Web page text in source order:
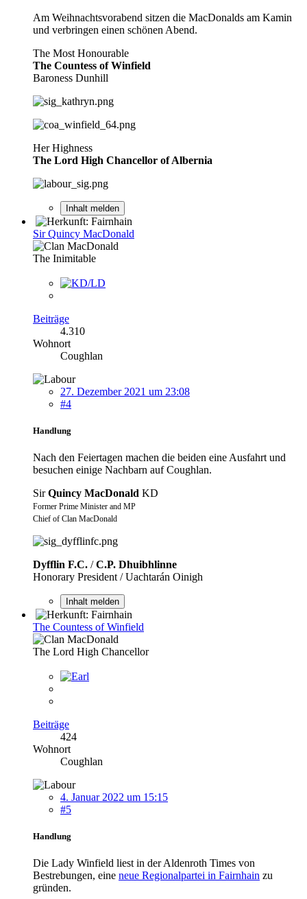
Am Weihnachtsvorabend sitzen die MacDonalds am Kamin
und verbringen einen schönen Abend.
The Most Honourable
The Countess of Winfield
Baroness Dunhill
Her Highness
The Lord High Chancellor of Albernia
Inhalt melden
Sir Quincy MacDonald
The Inimitable
Beiträge
4.310
Wohnort
Coughlan
27. Dezember 2021 um 23:08
#4
Handlung
Nach den Feiertagen machen die beiden eine Ausfahrt und
besuchen einige Nachbarn auf Coughlan.
SirQuincy MacDonald KD
Former Prime Minister and MP
Chief of Clan MacDonald
Dyfflin F.C. /C.P. Dhuibhlinne
Honorary President / Uachtarán Oinigh
Inhalt melden
The Countess of Winfield
The Lord High Chancellor
Beiträge
424
Wohnort
Coughlan
4. Januar 2022 um 15:15
#5
Handlung
Die Lady Winfield liest in der Aldenroth Times von
Bestrebungen, eine neue Regionalpartei in Fairnhain zu
gründen.